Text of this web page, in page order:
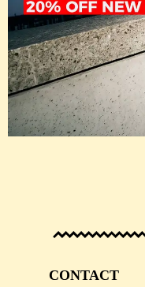
CONTACT